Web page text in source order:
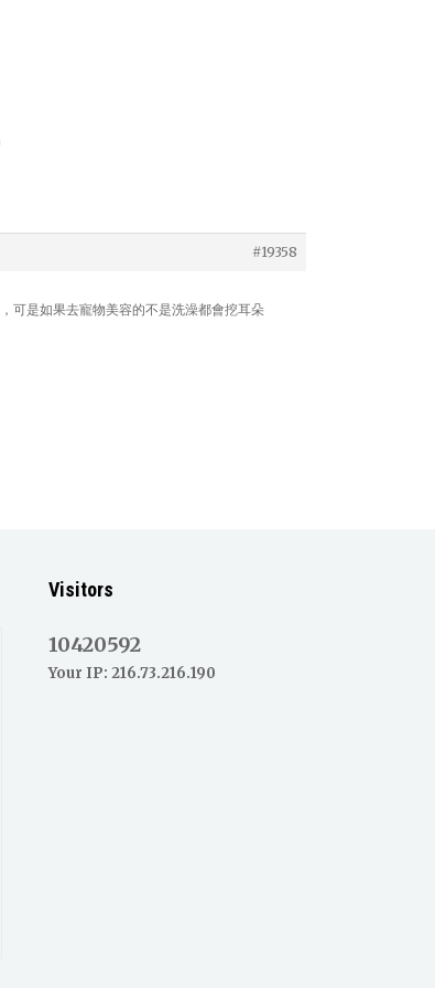
#19358
可是如果去寵物美容的不是洗澡都會挖耳朵
Visitors
10420592
Your IP: 216.73.216.190